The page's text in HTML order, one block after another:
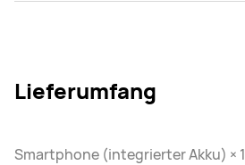
Lieferumfang
Smartphone (integrierter Akku) × 1